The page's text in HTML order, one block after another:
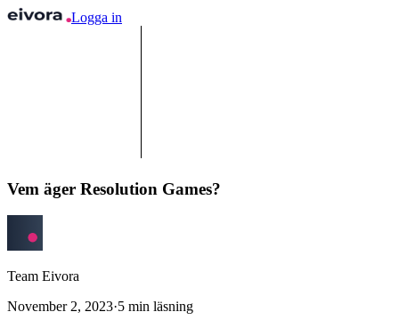
Logga in
Vem äger Resolution Games?
Team Eivora
November 2, 2023·5 min läsning